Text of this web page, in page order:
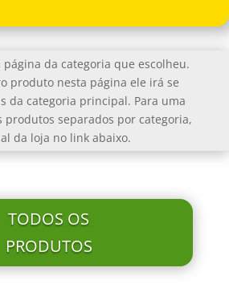
página da categoria que escolheu.
produto nesta página ele irá se
da categoria principal. Para uma
produtos separados por categoria,
da loja no link abaixo.
TODOS OS
PRODUTOS